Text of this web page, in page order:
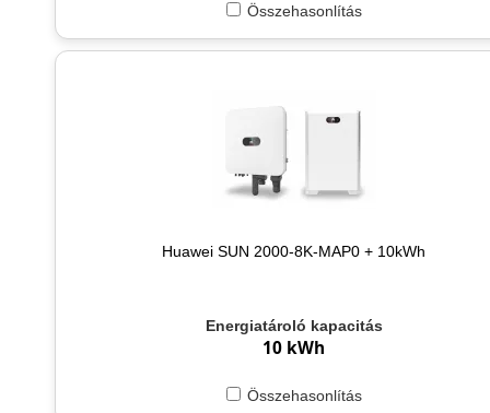
Összehasonlítás
Huawei SUN 2000-8K-MAP0 + 10kWh
Energiatároló kapacitás
10 kWh
Összehasonlítás